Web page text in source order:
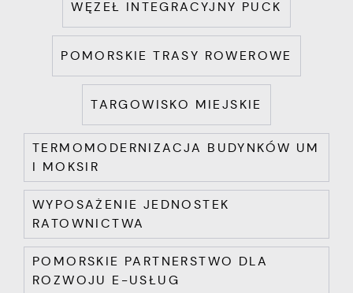
WĘZEŁ INTEGRACYJNY PUCK
POMORSKIE TRASY ROWEROWE
TARGOWISKO MIEJSKIE
TERMOMODERNIZACJA BUDYNKÓW UM
I MOKSIR
WYPOSAŻENIE JEDNOSTEK
RATOWNICTWA
POMORSKIE PARTNERSTWO DLA
ROZWOJU E-USŁUG